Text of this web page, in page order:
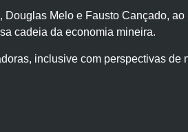
Melo e Fausto Cançado,
cadeia da economia mineira.
inclusive com perspectivas de